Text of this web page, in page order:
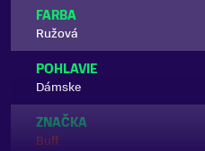
FARBA
Ružová
POHLAVIE
Dámske
ZNAČKA
Buff